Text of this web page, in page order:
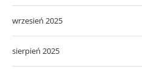
wrzesień 2025
sierpień 2025